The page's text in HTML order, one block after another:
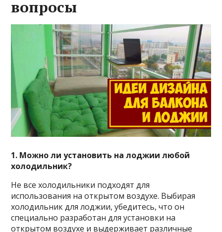
вопросы
1. Можно ли установить на лоджии любой
холодильник?
Не все холодильники подходят для
использования на открытом воздухе. Выбирая
холодильник для лоджии, убедитесь, что он
специально разработан для установки на
открытом воздухе и выдерживает различные